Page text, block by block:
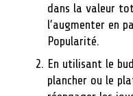
dans la valeur
l’augmenter en
Popularité.
En utilisant le
plancher ou le